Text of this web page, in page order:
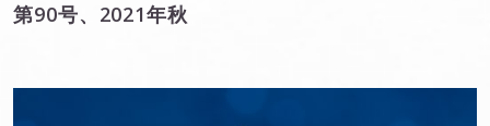
第90号、2021年秋